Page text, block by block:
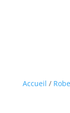
Accueil /